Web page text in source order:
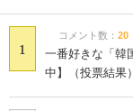
1
コメント数： 20
一番好きな「韓
中】（投票結果